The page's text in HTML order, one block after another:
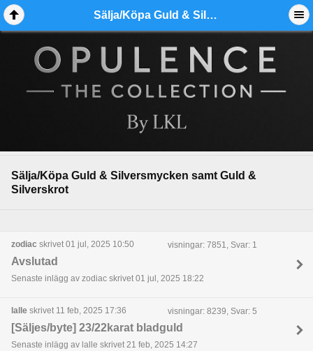
Sälja/Köpa Guld & Silversmycken samt Guld & Silverskrot - Ädelmetallforum
Sälja/Köpa Guld & Silversmycken samt Guld &
Silverskrot
zodiac skrivet 01 jul, 2025 10:50 visningar: 7851, Svar: 1
Avslutad
Senaste inlägg av zodiac skrivet 01 jul, 2025 18:22
lalle skrivet 11 feb, 2025 17:36 visningar: 8239, Svar: 5
[Säljes/byte] 23/22karat bladguld
Senaste inlägg av lalle skrivet 21 feb, 2025 14:27